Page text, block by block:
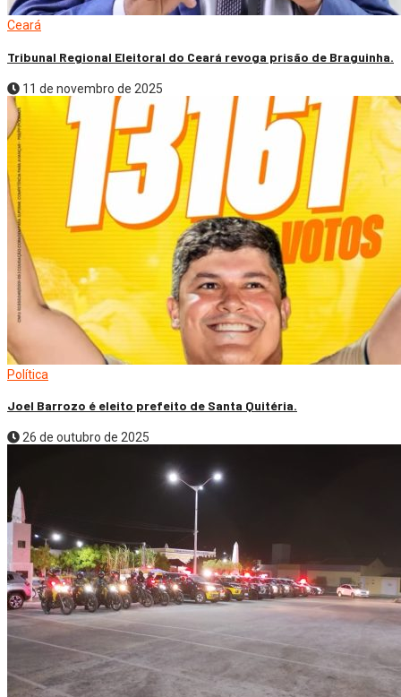
Ceará
Tribunal Regional Eleitoral do Ceará revoga prisão de Braguinha.
11 de novembro de 2025
Política
Joel Barrozo é eleito prefeito de Santa Quitéria.
26 de outubro de 2025